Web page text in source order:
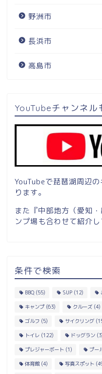
野洲市
長浜市
高島市
YouTubeチャンネル
YouTubeで琵琶湖周辺
ります。
また『中部地方（愛知
ンプ場も合わせて紹介し
条件で検索
BBQ (55) SUP (12)
キャンプ (63) クルーズ (4)
ゴルフ (5) サイクリング
トイレ (122) ドッグラン
プレジャーボート (1) プー
体育館 (4) 写真スポット